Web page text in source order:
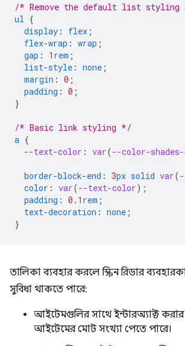
/* Remove the default list
ul {
display : flex ;
flex-wrap : wrap ;
gap : 1 rem ;
list-style : none ;
margin : 0 ;
padding : 0 ;
}
/* Basic link styling */
a {
--text-color : var(--color-shades-
border-block-end : 3px solid var(
color : var(--text-color);
padding : 0.1 rem ;
text-decoration : none ;
}
তালিকা ব্যবহার করলে স্ক্রিন রিডার
সুবিধা থাকতে পারে:
আইটেমগুলির সাথে ইন্টারঅ্যাক্ট
আইটেমের মোট সংখ্যা পেতে পারে।